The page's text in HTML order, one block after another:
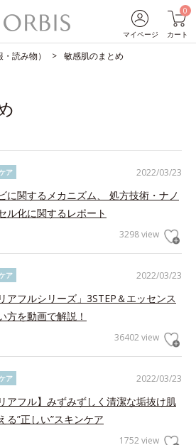
マイページ
0
カート
読み物） 敏感肌のまとめ
2022/03/23
ア
に関するメカニズム、 処方技術・ナノ
ル化に関するレポート
3298 view
2022/03/23
ア
アフルシリーズ」3STEP＆エッセンス
方を動画で解説！
36402 view
2022/03/23
ア
アフル】みずみずしく清潔な垢抜け肌
る”正しい”スキンケア
1752 view